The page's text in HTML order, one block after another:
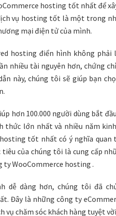
hosting tốt nhất để
vụ hosting tốt là một trong
mại điện tử của mình.
hosting điển hình không
nhiều tài nguyên hơn, chứng
này, chúng tôi sẽ giúp bạn
hơn 100.000 người dùng bắt
thức lớn nhất và nhiều năm
tốt nhất có ý nghĩa
của chúng tôi là cung cấp
ty WooCommerce hosting .
dễ dàng hơn, chúng tôi đã
Đây là những công ty
vụ chăm sóc khách hàng tuyệt